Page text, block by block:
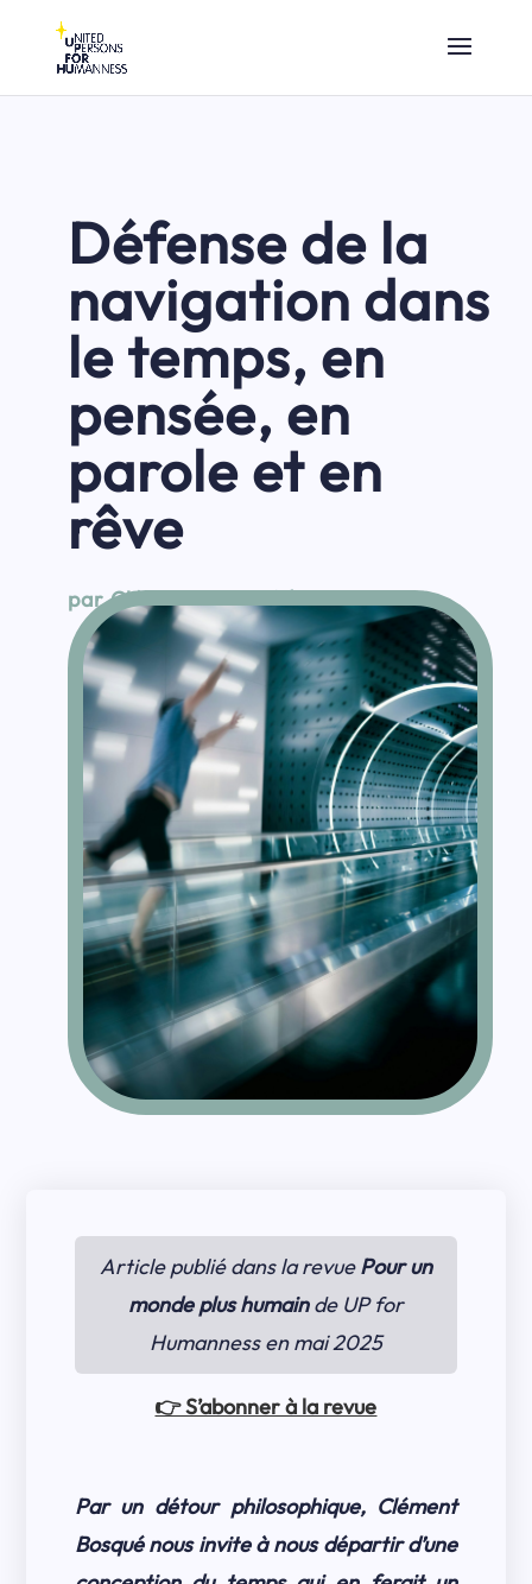
Défense de la
navigation dans
le temps, en
pensée, en
parole et en
rêve
parClément Bosqué|Sep 5, 2025
Article publié dans la revuePour un
monde plus humain de UP for
Humanness en mai 2025
👉 S’abonner à la revue
Par un détour philosophique, Clément
Bosqué nous invite à nous départir d’une